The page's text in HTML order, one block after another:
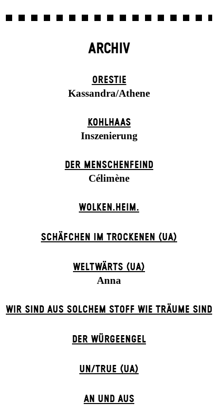
ARCHIV
ORESTIE
Kassandra/Athene
KOHLHAAS
Inszenierung
DER MENSCHENFEIND
Célimène
WOLKEN.HEIM.
SCHÄFCHEN IM TROCKENEN (UA)
WELTWÄRTS (UA)
Anna
WIR SIND AUS SOLCHEM STOFF WIE TRÄUME SIND
DER WÜR­GE­ENG­EL
UN/TRUE (UA)
AN UND AUS